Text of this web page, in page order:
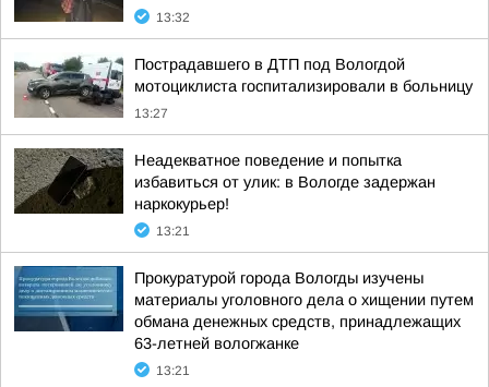
13:32
Пострадавшего в ДТП под Вологдой
мотоциклиста госпитализировали в больницу
13:27
Неадекватное поведение и попытка
избавиться от улик: в Вологде задержан
наркокурьер!
13:21
Прокуратурой города Вологды изучены
материалы уголовного дела о хищении путем
обмана денежных средств, принадлежащих
63-летней вологжанке
13:21